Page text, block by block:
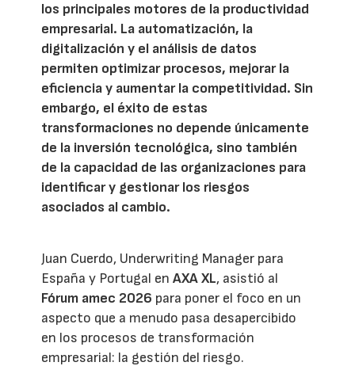
los principales motores de la productividad
empresarial. La automatización, la
digitalización y el análisis de datos
permiten optimizar procesos, mejorar la
eficiencia y aumentar la competitividad. Sin
embargo, el éxito de estas
transformaciones no depende únicamente
de la inversión tecnológica, sino también
de la capacidad de las organizaciones para
identificar y gestionar los riesgos
asociados al cambio.
Juan Cuerdo, Underwriting Manager para
España y Portugal enAXA XL, asistió al
Fórum amec 2026 para poner el foco en un
aspecto que a menudo pasa desapercibido
en los procesos de transformación
empresarial: la gestión del riesgo.